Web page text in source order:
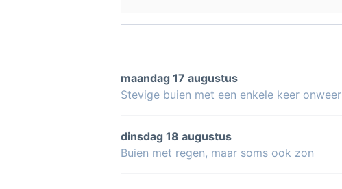
maandag 17 augustus
Stevige buien met een enkele keer onweer
dinsdag 18 augustus
Buien met regen, maar soms ook zon